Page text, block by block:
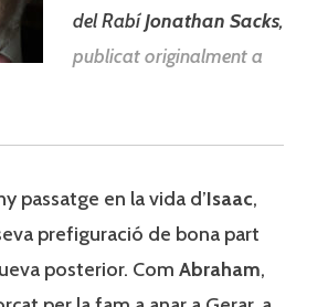
del RabíJonathan Sacks,
publicat originalment a
passatge en la vida d’Isaac,
prefiguració de bona part
posterior. Com Abraham,